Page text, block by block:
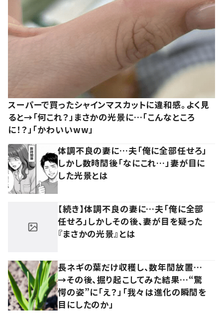
スーパーで買ったシャインマスカットに違和感。よく見
ると→「何これ？」まさかの光景に…「こんなところ
に！？」「かわいいww」
体調不良の妻に…夫「俺に全部任せろ」
しかし数時間後「なにこれ…」妻が目に
した光景とは
【続き】体調不良の妻に…夫「俺に全部
任せろ」しかしその後、妻が目を疑った
『まさかの光景』とは
長ネギの葉だけ収穫し、数年間放置…
→その後、掘り起こしてみた結果…“驚
愕の姿”に「え？」「我々は進化の瞬間を
目にしたのか」